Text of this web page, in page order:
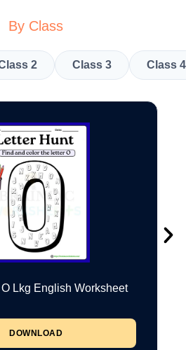
By Class
2 Class 3 Class 4
O Lkg English Worksheet
DOWNLOAD